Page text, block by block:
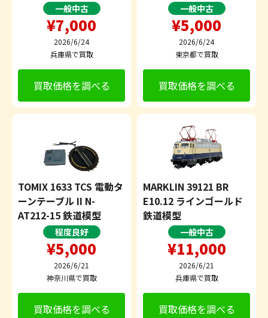
一般中古
¥7,000
2026/6/24
兵庫県で買取
買取価格を調べる
一般中古
¥5,000
2026/6/24
東京都で買取
買取価格を調べる
TOMIX 1633 TCS 電動タ
ーンテーブル II N-
AT212-15 鉄道模型
程度良好
¥5,000
2026/6/21
神奈川県で買取
買取価格を調べる
MARKLIN 39121 BR
E10.12 ラインゴールド
鉄道模型
一般中古
¥11,000
2026/6/21
兵庫県で買取
買取価格を調べる